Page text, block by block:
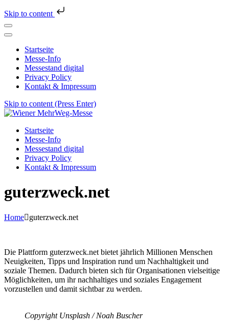
Skip to content
Startseite
Messe-Info
Messestand digital
Privacy Policy
Kontakt & Impressum
Skip to content (Press Enter)
Wiener MehrWeg-Messe
Messe für Nachhaltigkeit und Kultur
Startseite
Messe-Info
Messestand digital
Privacy Policy
Kontakt & Impressum
guterzweck.net
Home guterzweck.net
Die Plattform guterzweck.net bietet jährlich Millionen Menschen
Neuigkeiten, Tipps und Inspiration rund um Nachhaltigkeit und
soziale Themen. Dadurch bieten sich für Organisationen vielseitige
Möglichkeiten, um ihr nachhaltiges und soziales Engagement
vorzustellen und damit sichtbar zu werden.
Copyright Unsplash / Noah Buscher